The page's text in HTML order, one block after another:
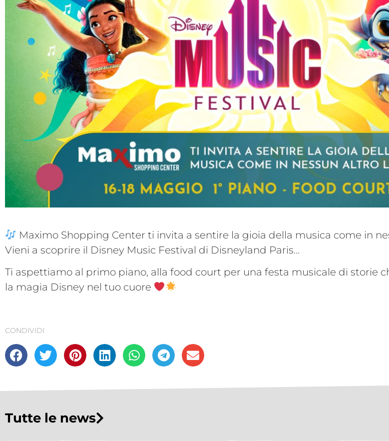
Maximo Shopping Center ti invita a sentire la gioia della musica come in
Vieni a scoprire il Disney Music Festival di Disneyland Paris…
Ti aspettiamo al primo piano, alla food court per una festa musicale di storie
la magia Disney nel tuo cuore
CONDIVIDI
Tutte le news